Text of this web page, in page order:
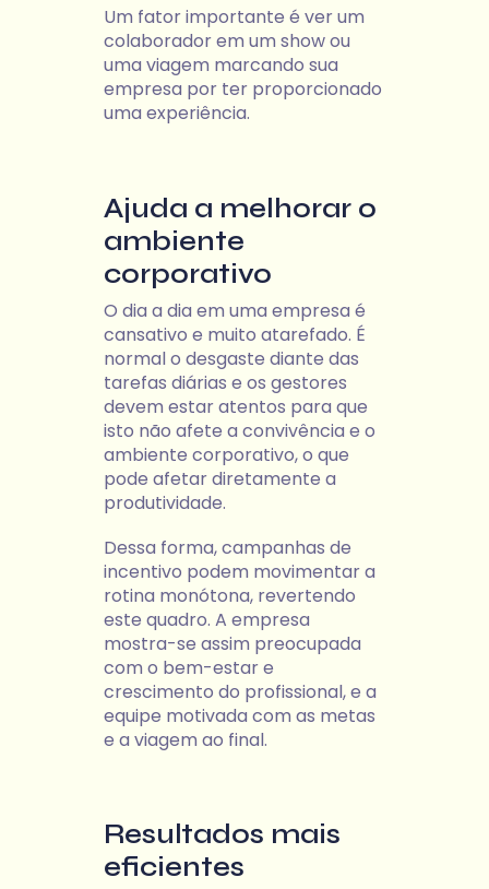
Um fator importante é ver um
colaborador em um show ou
uma viagem marcando sua
empresa por ter proporcionado
uma experiência.
Ajuda a melhorar o
ambiente
corporativo
O dia a dia em uma empresa é
cansativo e muito atarefado. É
normal o desgaste diante das
tarefas diárias e os gestores
devem estar atentos para que
isto não afete a convivência e o
ambiente corporativo, o que
pode afetar diretamente a
produtividade.
Dessa forma, campanhas de
incentivo podem movimentar a
rotina monótona, revertendo
este quadro. A empresa
mostra-se assim preocupada
com o bem-estar e
crescimento do profissional, e a
equipe motivada com as metas
e a viagem ao final.
Resultados mais
eficientes